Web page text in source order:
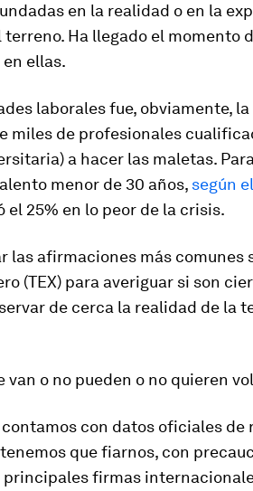
en la realidad o en la
Ha llegado el momento
ellas.
laborales fue, obviamente,
miles de profesionales
a hacer las maletas.
menor de 30 años, según
el 25% en lo peor de la crisis.
las afirmaciones más comunes
(TEX) para averiguar si son
de cerca la realidad de la
van o no pueden o no quieren
contamos con datos oficiales de
que fiarnos, con
principales firmas